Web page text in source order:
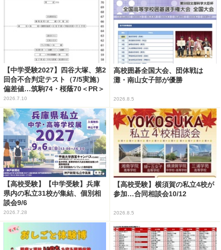
【中学受験2027】四谷大塚、第2
回合不合判定テスト（7/5実施）
偏差値…筑駒74・桜蔭70＜PR＞
2026.7.10
高校囲碁全国大会、団体戦は
灘・南山女子部が優勝
2026.8.5
【高校受験】【中学受験】兵庫
県内の私立31校が集結、個別相
談会9/6
2026.7.28
【高校受験】横須賀の私立4校が
参加…合同相談会10/12
2026.8.5